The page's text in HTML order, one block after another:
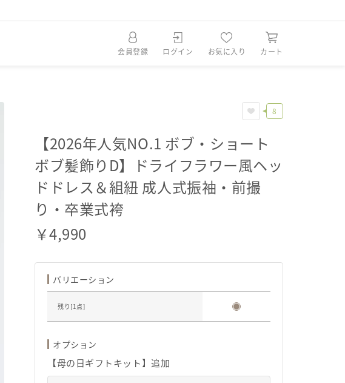
会員登録 ログイン お気に入り カート
【2026年人気NO.1 ボブ・ショート
ボブ髪飾りD】ドライフラワー風ヘッ
ドドレス＆組紐 成人式振袖・前撮
り・卒業式袴
￥4,990
8
バリエーション
残り[1点]
オプション
【母の日ギフトキット】追加